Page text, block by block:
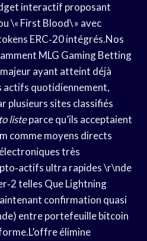
interactif proposant
\« First Blood\ » avec
ERC‑20 intégrés.Nos
MLG Gaming Betting
ayant atteint déjà
actifs quotidiennement,
plusieurs sites classifiés
listeparce qu’ils acceptaient
comme moyens directs
très
ultra rapides \r\nde
telles Que Lightning
confirmation quasi
entre portefeuille bitcoin
élimine